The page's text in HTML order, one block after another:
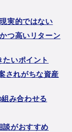
実的ではない
つ高いリターン
いポイント
されがちな資産
み合わせる
談がおすすめ